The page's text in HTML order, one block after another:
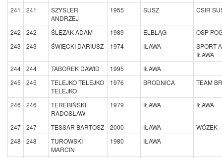
241 241
SZYSLER
ANDRZEJ
1955 SUSZ CSIR
242 242 ŚLĘZAK ADAM 1989 ELBLĄG
OSP
243
243 ŚWIĘCKI DARIUSZ 1974 IŁAWA
SPORT
IŁAWA
244
244 TABOREK DAWID 1995
IŁAWA
245
245
TELEJKO TELEJKO
TELEJKO
1976 BRODNICA TEAM
246 246
TEREBIŃSKI
RADOSŁAW
1979 IŁAWA IŁAWA
247 247 TESSAR BARTOSZ 2000 IŁAWA
WÓZEK
248
248
TUROWSKI
MARCIN
1980 IŁAWA